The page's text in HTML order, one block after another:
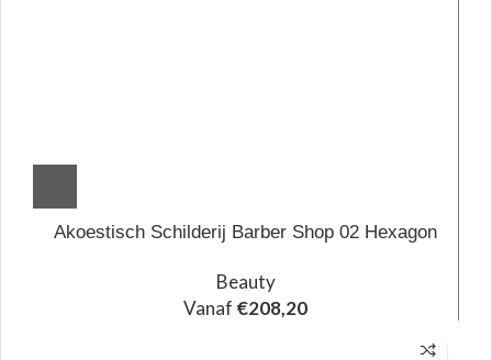
Akoestisch Schilderij Barber Shop 02 Hexagon
Beauty
Vanaf €208,20